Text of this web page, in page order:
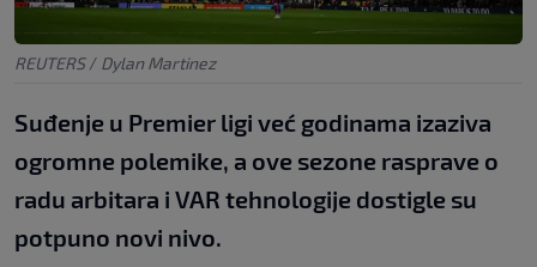
REUTERS / Dylan Martinez
Suđenje u Premier ligi već godinama izaziva
ogromne polemike, a ove sezone rasprave o
radu arbitara i VAR tehnologije dostigle su
potpuno novi nivo.